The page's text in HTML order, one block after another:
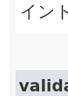
イン